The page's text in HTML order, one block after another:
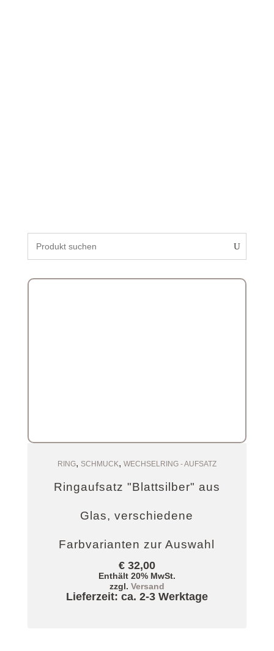
Auswählen
RING, SCHMUCK, WECHSELRING - AUFSATZ
Ringaufsatz "Blattsilber" aus
Glas, verschiedene
Farbvarianten zur Auswahl
€32,00
Enthält 20% MwSt.
zzgl. Versand
Lieferzeit: ca. 2-3 Werktage